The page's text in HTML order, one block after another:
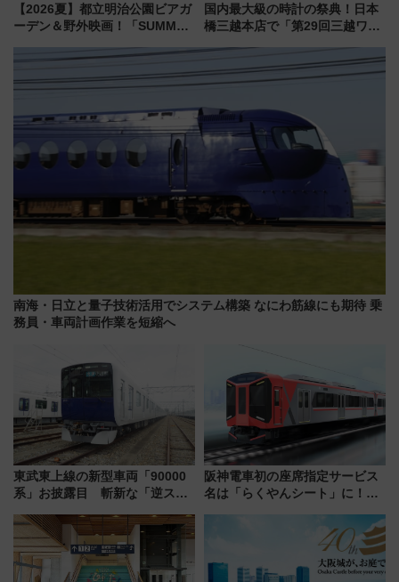
【2026夏】都立明治公園ビアガ
ーデン＆野外映画！「SUMMER
ケジュール 夜風とビール、映画
を満喫！
国内最大級の時計の祭典！日本
橋三越本店で「第29回三越ワー
【2026年8月5日～25日】
南海・日立と量子技術活用でシステム構築 なにわ筋線にも期待 乗
務員・車両計画作業を短縮へ
東武東上線の新型車両「90000
系」お披露目 斬新な「逆スラ
放的な車内空間に注目、デビュ
ーは9月
阪神電車初の座席指定サービス
名は「らくやんシート」に！新